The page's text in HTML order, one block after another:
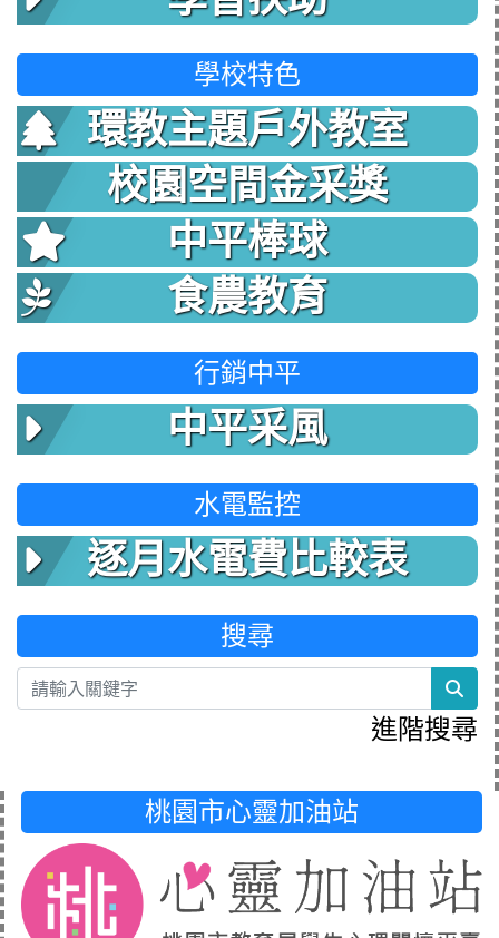
學校特色
環教主題戶外教室
校園空間金采獎
中平棒球
食農教育
行銷中平
中平采風
水電監控
逐月水電費比較表
搜尋
進階搜尋
桃園市心靈加油站